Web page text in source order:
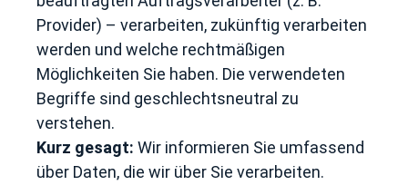
Provider) – verarbeiten, zukünftig verarbeiten
werden und welche rechtmäßigen
Möglichkeiten Sie haben. Die verwendeten
Begriffe sind geschlechtsneutral zu
verstehen.
Kurz gesagt: Wir informieren Sie umfassend
über Daten, die wir über Sie verarbeiten.